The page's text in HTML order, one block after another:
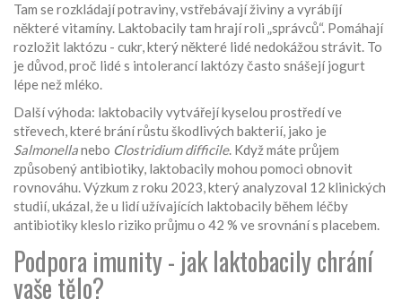
Tam se rozkládají potraviny, vstřebávají živiny a vyrábíjí
některé vitamíny. Laktobacily tam hrají roli „správců“. Pomáhají
rozložit laktózu - cukr, který některé lidé nedokážou strávit. To
je důvod, proč lidé s intolerancí laktózy často snášejí jogurt
lépe než mléko.
Další výhoda: laktobacily vytvářejí kyselou prostředí ve
střevech, které brání růstu škodlivých bakterií, jako je
Salmonellanebo Clostridium difficile. Když máte průjem
způsobený antibiotiky, laktobacily mohou pomoci obnovit
rovnováhu. Výzkum z roku 2023, který analyzoval 12 klinických
studií, ukázal, že u lidí užívajících laktobacily během léčby
antibiotiky kleslo riziko průjmu o 42 % ve srovnání s placebem.
Podpora imunity - jak laktobacily chrání
vaše tělo?